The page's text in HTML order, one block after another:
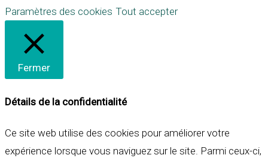
Paramètres des cookies Tout accepter
Fermer
Détails de la confidentialité
Ce site web utilise des cookies pour améliorer votre
expérience lorsque vous naviguez sur le site. Parmi ceux-ci,